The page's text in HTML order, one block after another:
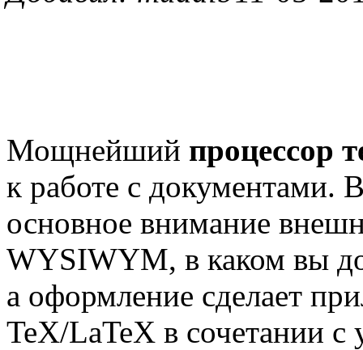
Мощнейший процессор
к работе с документами.
основное внимание
WYSIWYM, в каком вы
а оформление сделает
TeX/LaTeX в сочетании